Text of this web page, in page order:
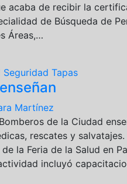
acaba de recibir la
de Búsqueda de
Áreas,…
Seguridad Tapas
Martínez
de la Ciudad
rescates y
la Feria de la Salud en
incluyó